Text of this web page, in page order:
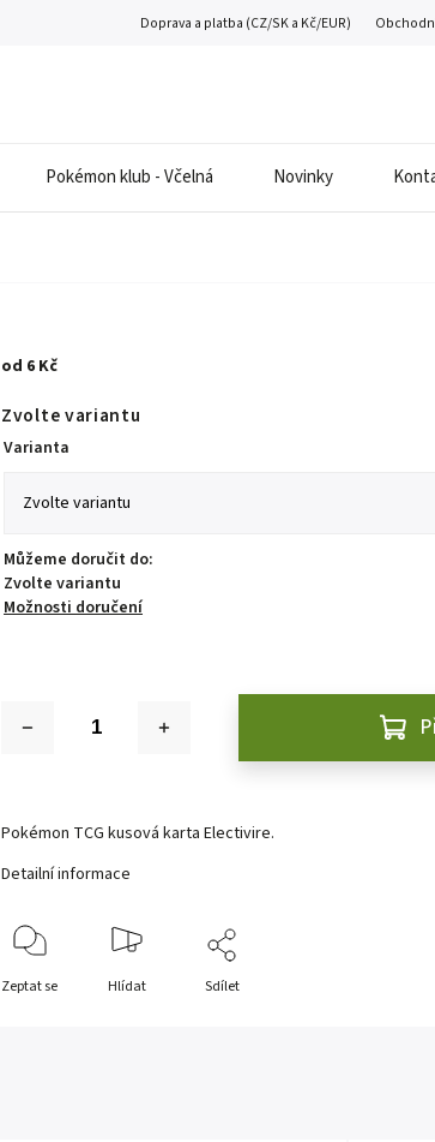
Doprava a platba (CZ/SK a Kč/EUR)
Pokémon klub - Včelná Novinky
od 6 Kč
Zvolte variantu
Varianta
Můžeme doručit do:
Zvolte variantu
Možnosti doručení
Pokémon TCG kusová karta Electivire.
Detailní informace
Zeptat se Hlídat Sdílet